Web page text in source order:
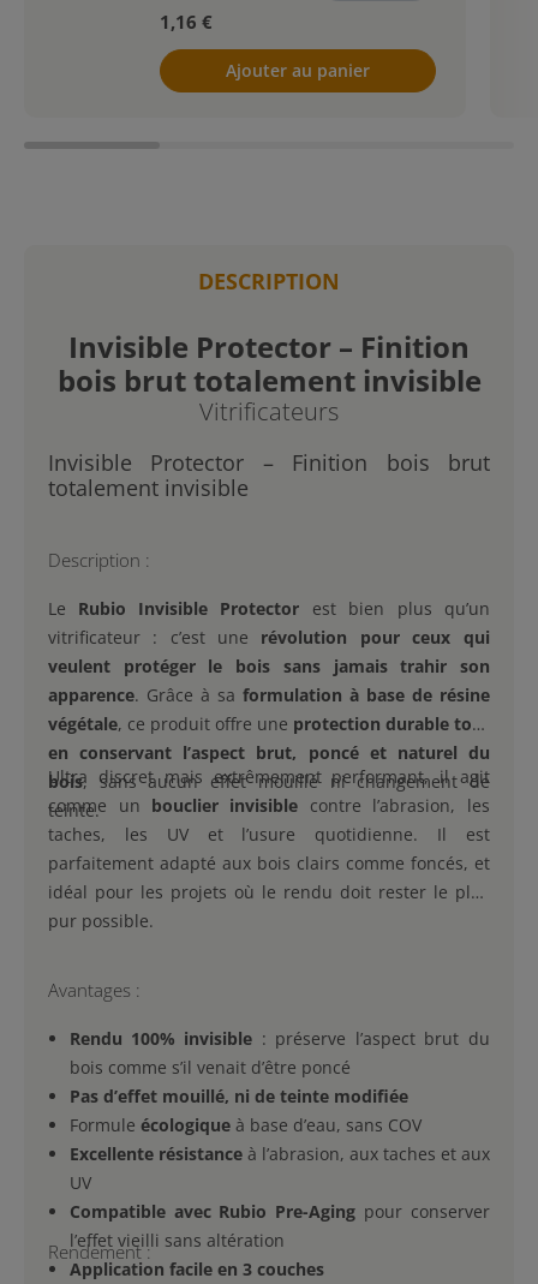
1,16 €
Ajouter au panier
DESCRIPTION
Invisible Protector – Finition
bois brut totalement invisible
Vitrificateurs
Invisible Protector – Finition bois brut
totalement invisible
Description :
Le Rubio Invisible Protector est bien plus qu’un
vitrificateur : c’est une révolution pour ceux qui
veulent protéger le bois sans jamais trahir son
apparence. Grâce à sa formulation à base de résine
végétale, ce produit offre une protection durable tout
en conservant l’aspect brut, poncé et naturel du
bois, sans aucun effet mouillé ni changement de
teinte.
Ultra discret mais extrêmement performant, il agit
comme un bouclier invisible contre l’abrasion, les
taches, les UV et l’usure quotidienne. Il est
parfaitement adapté aux bois clairs comme foncés, et
idéal pour les projets où le rendu doit rester le plus
pur possible.
Avantages :
Rendu 100% invisible : préserve l’aspect brut du
bois comme s’il venait d’être poncé
Pas d’effet mouillé, ni de teinte modifiée
Formule écologique à base d’eau, sans COV
Excellente résistance à l’abrasion, aux taches et aux
UV
Compatible avec Rubio Pre-Aging pour conserver
l’effet vieilli sans altération
Application facile en 3 couches
Rendement :